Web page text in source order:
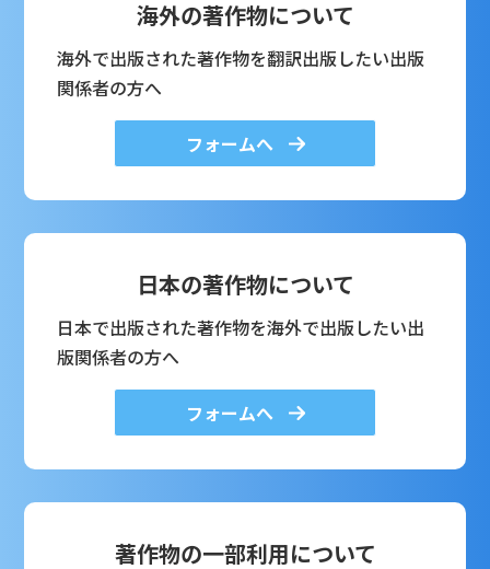
海外の著作物について
海外で出版された著作物を翻訳出版したい出版
関係者の方へ
フォームへ
日本の著作物について
日本で出版された著作物を海外で出版したい出
版関係者の方へ
フォームへ
著作物の一部利用について